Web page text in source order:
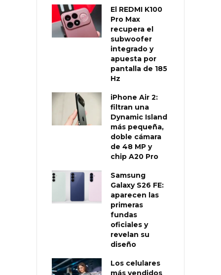
El REDMI K100
Pro Max
recupera el
subwoofer
integrado y
apuesta por
pantalla de 185
Hz
iPhone Air 2:
filtran una
Dynamic Island
más pequeña,
doble cámara
de 48 MP y
chip A20 Pro
Samsung
Galaxy S26 FE:
aparecen las
primeras
fundas
oficiales y
revelan su
diseño
Los celulares
más vendidos